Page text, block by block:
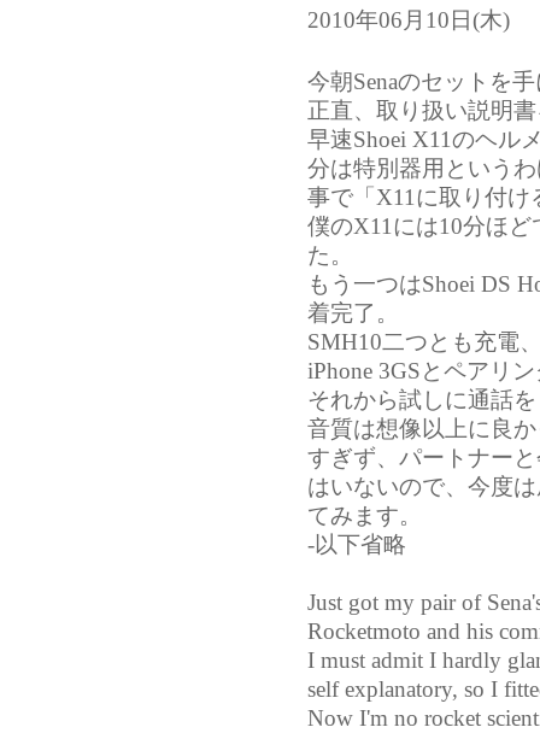
2010年06月10日(木)
今朝Senaのセットを
正直、取り扱い説明
早速Shoei X11のヘ
分は特別器用という
事で「X11に取り付
僕のX11には10分ほ
た。
もう一つはShoei DS
着完了。
SMH10二つとも充電
iPhone 3GSとペアリ
それから試しに通話
音質は想像以上に良
すぎず、パートナー
はいないので、今度
てみます。
-以下省略
Just got my pair of
Rocketmoto and his
I must admit I hardly
self explanatory, so I
Now I'm no rocket